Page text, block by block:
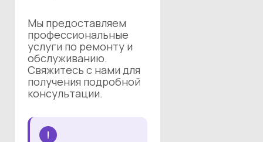
Мы предоставляем
профессиональные
услуги по ремонту и
обслуживанию.
Свяжитесь с нами для
получения подробной
консультации.
!